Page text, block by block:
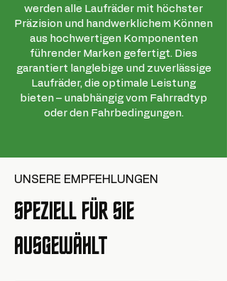
werden alle Laufräder mit höchster
Präzision und handwerklichem Können
aus hochwertigen Komponenten
führender Marken gefertigt. Dies
garantiert langlebige und zuverlässige
Laufräder, die optimale Leistung
bieten – unabhängig vom Fahrradtyp
oder den Fahrbedingungen.
UNSERE EMPFEHLUNGEN
SPEZIELL FÜR SIE
AUSGEWÄHLT